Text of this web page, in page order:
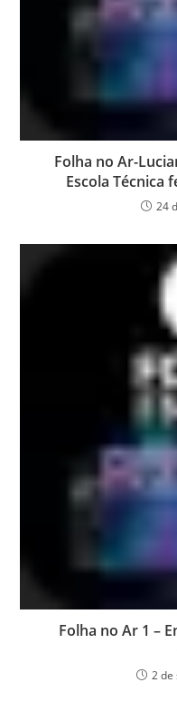
Folha no Ar-
Escola Técnica
24
Folha no Ar 1 –
2 de